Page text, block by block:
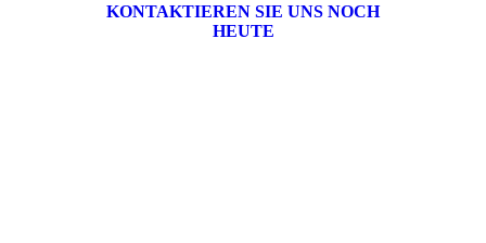
KONTAKTIEREN SIE UNS NOCH
HEUTE